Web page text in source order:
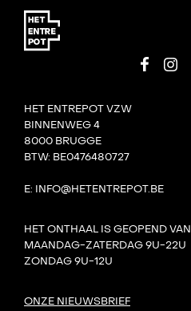
HET ENTREPOT VZW
BINNENWEG 4
8000 BRUGGE
BTW: BE0476480727
E: INFO@HETENTREPOT.BE
HET ONTHAAL IS GEOPEND VAN
MAANDAG-ZATERDAG 9U-22U
ZONDAG 9U-12U
ONZE NIEUWSBRIEF